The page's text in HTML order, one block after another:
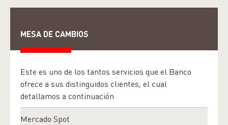
MESA DE CAMBIOS
Este es uno de los tantos servicios que el Banco
ofrece a sus distinguidos clientes, el cual
detallamos a continuación
Mercado Spot